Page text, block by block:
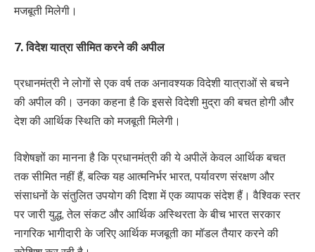
मजबूती मिलेगी।
7. विदेश यात्रा सीमित करने की अपील
प्रधानमंत्री ने लोगों से एक वर्ष तक अनावश्यक विदेशी यात्राओं से बचने
की अपील की। उनका कहना है कि इससे विदेशी मुद्रा की बचत होगी और
देश की आर्थिक स्थिति को मजबूती मिलेगी।
विशेषज्ञों का मानना है कि प्रधानमंत्री की ये अपीलें केवल आर्थिक बचत
तक सीमित नहीं हैं, बल्कि यह आत्मनिर्भर भारत, पर्यावरण संरक्षण और
संसाधनों के संतुलित उपयोग की दिशा में एक व्यापक संदेश हैं। वैश्विक स्तर
पर जारी युद्ध, तेल संकट और आर्थिक अस्थिरता के बीच भारत सरकार
नागरिक भागीदारी के जरिए आर्थिक मजबूती का मॉडल तैयार करने की